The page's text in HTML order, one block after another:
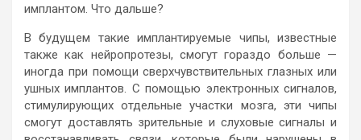
имплантом. Что дальше?
В будущем такие имплантируемые чипы, известные
также как нейропротезы, смогут гораздо больше —
иногда при помощи сверхчувствительных глазных или
ушных имплантов. С помощью электронных сигналов,
стимулирующих отдельные участки мозга, эти чипы
смогут доставлять зрительные и слуховые сигналы и